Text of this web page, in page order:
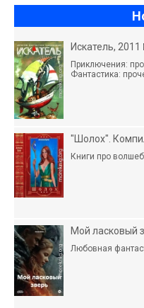
Искатель,
Приключения:
Фантастика:
"Шолох".
Книги про
Мой ласковый
Любовная